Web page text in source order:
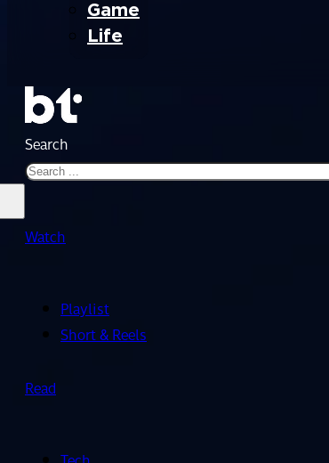
Game
Life
Search
Watch
Playlist
Short & Reels
Read